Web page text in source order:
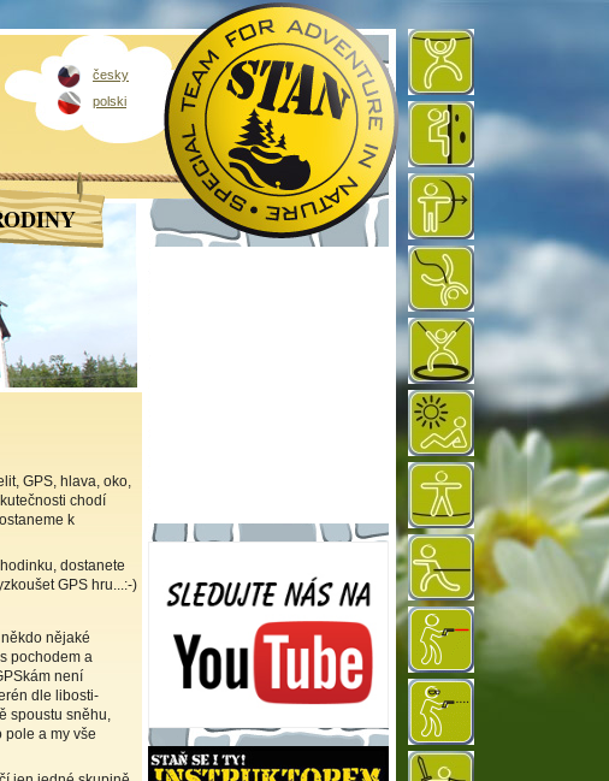
GPS, hlava, oko,
chodí
k
dostanete
GPS hru...:-)
nějaké
pochodem a
není
dle libosti-
spoustu sněhu,
pole a my vše
česky
polski